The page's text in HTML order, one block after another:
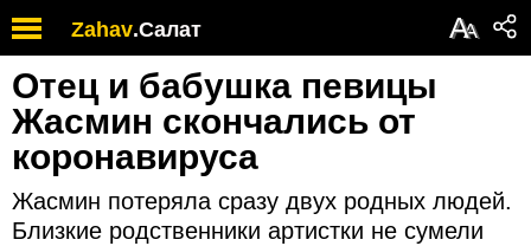
Zahav.Салат АА
Отец и бабушка певицы
Жасмин скончались от
коронавируса
Жасмин потеряла сразу двух родных людей.
Близкие родственники артистки не сумели